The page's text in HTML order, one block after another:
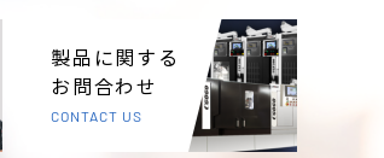
製品に関する
お問合わせ
CONTACT US